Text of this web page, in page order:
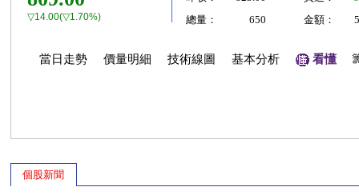
▽14.00(▽1.70%)
總量：
650 金額：
當日走勢 價量明細 技術線圖 基本分析 看懂
個股新聞